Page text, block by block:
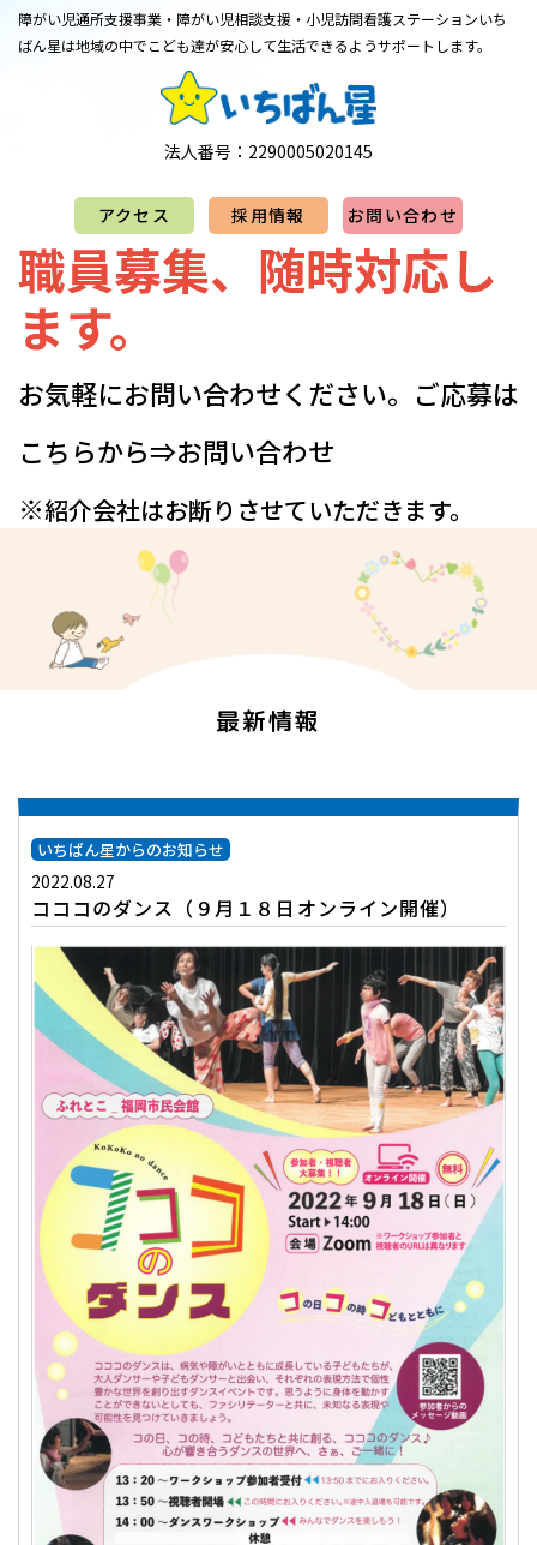
障がい児通所支援事業・障がい児相談支援・小児訪問看護ステーション​​​​​​​いち
ばん星は地域の中でこども達が安心して生活できるようサポートします。
法人番号：2290005020145
アクセス 採用情報 お問い合わせ
職員募集、随時対応し
ます。
お気軽にお問い合わせください。​​​​​​​​​ご応募は
こちらから⇒お問い合わせ
※紹介会社はお断りさせていただきます。
最新情報
いちばん星からのお知らせ
2022.08.27
コココのダンス（９月１８日オンライン開催）